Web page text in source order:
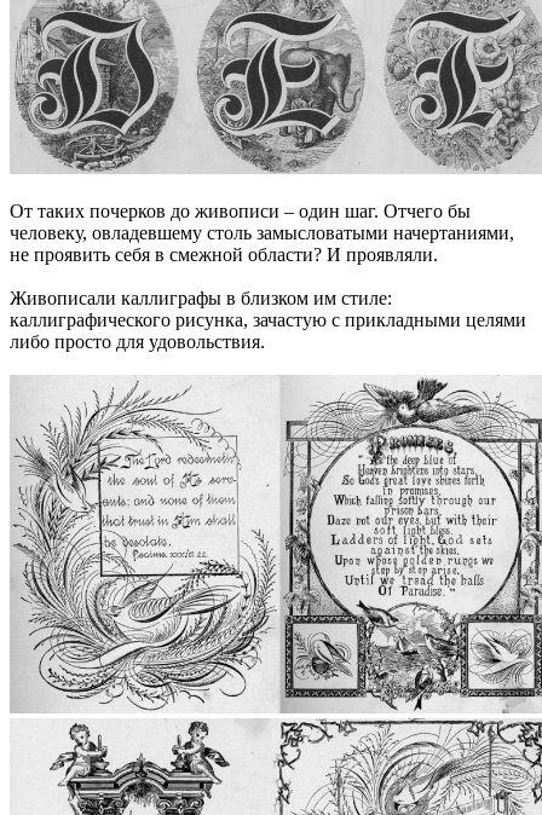
От таких почерков до живописи – один шаг. Отчего бы
человеку, овладевшему столь замысловатыми начертаниями,
не проявить себя в смежной области? И проявляли.
Живописали каллиграфы в близком им стиле:
каллиграфического рисунка, зачастую с прикладными целями
либо просто для удовольствия.